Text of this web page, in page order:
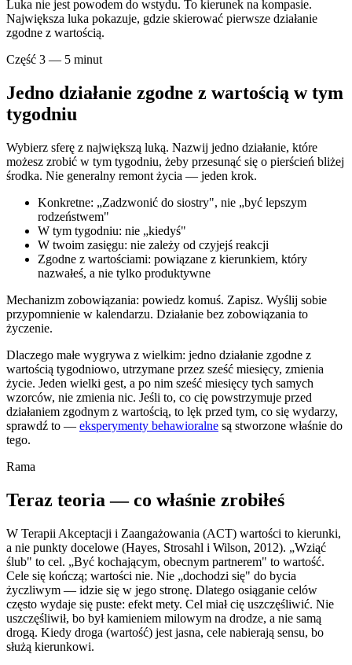
Luka nie jest powodem do wstydu. To kierunek na kompasie.
Największa luka pokazuje, gdzie skierować pierwsze działanie
zgodne z wartością.
Część 3 — 5 minut
Jedno działanie zgodne z wartością w tym
tygodniu
Wybierz sferę z największą luką. Nazwij jedno działanie, które
możesz zrobić w tym tygodniu, żeby przesunąć się o pierścień bliżej
środka. Nie generalny remont życia — jeden krok.
Konkretne: „Zadzwonić do siostry", nie „być lepszym
rodzeństwem"
W tym tygodniu: nie „kiedyś"
W twoim zasięgu: nie zależy od czyjejś reakcji
Zgodne z wartościami: powiązane z kierunkiem, który
nazwałeś, a nie tylko produktywne
Mechanizm zobowiązania: powiedz komuś. Zapisz. Wyślij sobie
przypomnienie w kalendarzu. Działanie bez zobowiązania to
życzenie.
Dlaczego małe wygrywa z wielkim: jedno działanie zgodne z
wartością tygodniowo, utrzymane przez sześć miesięcy, zmienia
życie. Jeden wielki gest, a po nim sześć miesięcy tych samych
wzorców, nie zmienia nic. Jeśli to, co cię powstrzymuje przed
działaniem zgodnym z wartością, to lęk przed tym, co się wydarzy,
sprawdź to — eksperymenty behawioralne są stworzone właśnie do
tego.
Rama
Teraz teoria — co właśnie zrobiłeś
W Terapii Akceptacji i Zaangażowania (ACT) wartości to kierunki,
a nie punkty docelowe (Hayes, Strosahl i Wilson, 2012). „Wziąć
ślub" to cel. „Być kochającym, obecnym partnerem" to wartość.
Cele się kończą; wartości nie. Nie „dochodzi się" do bycia
życzliwym — idzie się w jego stronę. Dlatego osiąganie celów
często wydaje się puste: efekt mety. Cel miał cię uszczęśliwić. Nie
uszczęśliwił, bo był kamieniem milowym na drodze, a nie samą
drogą. Kiedy droga (wartość) jest jasna, cele nabierają sensu, bo
służą kierunkowi.